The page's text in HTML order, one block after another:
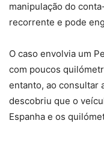
manipulação do
recorrente e pode
O caso envolvia um
com poucos
entanto, ao consultar
descobriu que o
Espanha e os